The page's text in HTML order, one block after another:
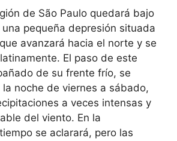
de São Paulo quedará bajo
pequeña depresión situada
avanzará hacia el norte y se
El paso de este
de su frente frío, se
noche de viernes a sábado,
a veces intensas y
del viento. En la
se aclarará, pero las